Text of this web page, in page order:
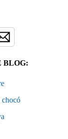
BLOG:
chocó